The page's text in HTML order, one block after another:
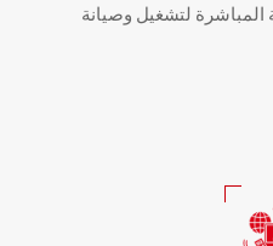
المباشرة لتشغيل وصيانة